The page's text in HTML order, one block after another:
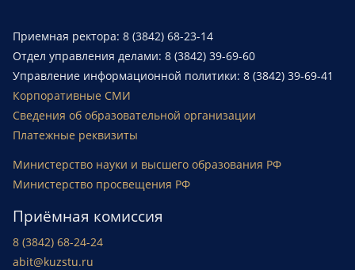
Приемная ректора: 8 (3842) 68-23-14
Отдел управления делами: 8 (3842) 39-69-60
Управление информационной политики: 8 (3842) 39-69-41
Корпоративные СМИ
Сведения об образовательной организации
Платежные реквизиты
Министерство науки и высшего образования РФ
Министерство просвещения РФ
Приёмная комиссия
8 (3842) 68-24-24
abit@kuzstu.ru